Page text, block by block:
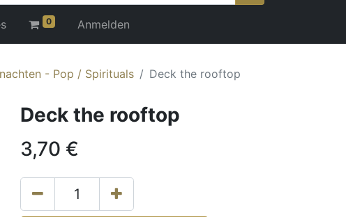
0 Anmelden
- Pop / Spirituals Deck the rooftop
Deck the rooftop
3,70 €